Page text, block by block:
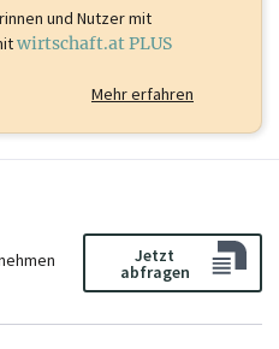
und Nutzer mit
wirtschaft.at PLUS
Mehr erfahren
Jetzt
abfragen